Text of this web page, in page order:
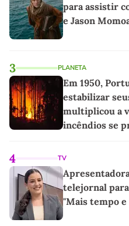
para assistir
e Jason
3 PLANETA
Em 1950,
estabilizar
multiplicou a
incêndios se
4 TV
telejornal
"Mais tempo e